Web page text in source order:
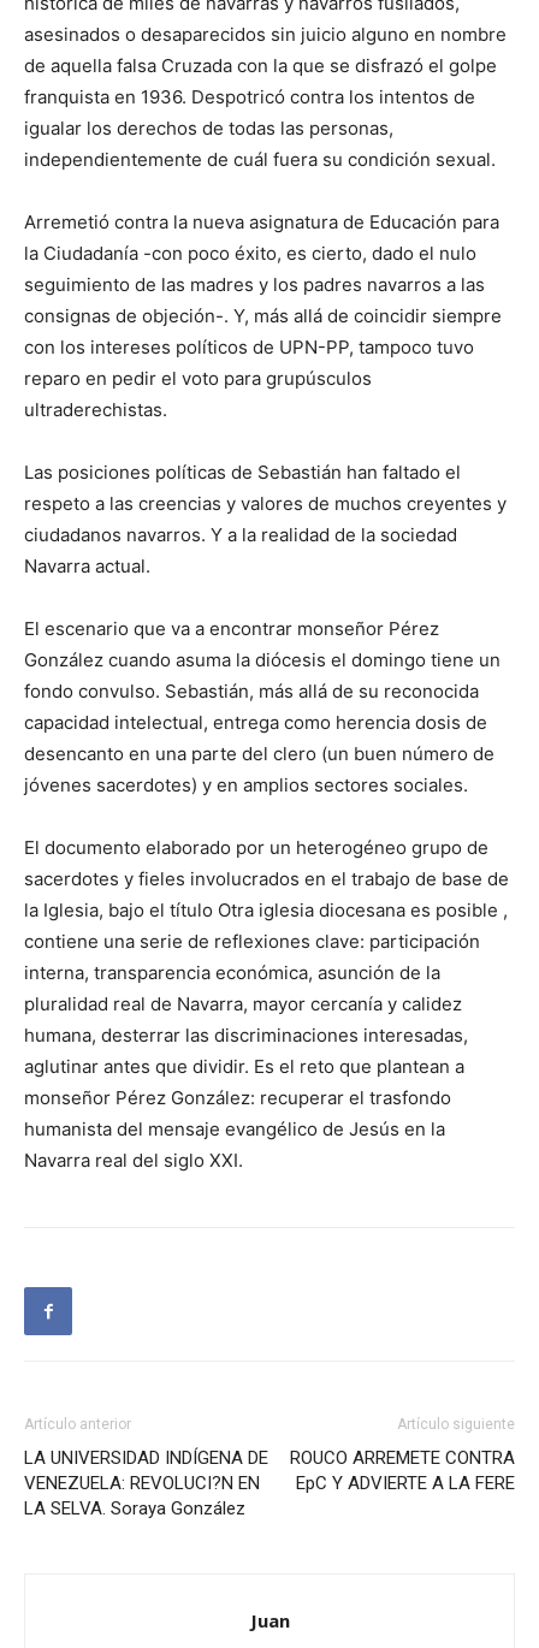
asesinados o desaparecidos sin juicio alguno en nombre
de aquella falsa Cruzada con la que se disfrazó el golpe
franquista en 1936. Despotricó contra los intentos de
igualar los derechos de todas las personas,
independientemente de cuál fuera su condición sexual.
Arremetió contra la nueva asignatura de Educación para
la Ciudadanía -con poco éxito, es cierto, dado el nulo
seguimiento de las madres y los padres navarros a las
consignas de objeción-. Y, más allá de coincidir siempre
con los intereses políticos de UPN-PP, tampoco tuvo
reparo en pedir el voto para grupúsculos
ultraderechistas.
Las posiciones políticas de Sebastián han faltado el
respeto a las creencias y valores de muchos creyentes y
ciudadanos navarros. Y a la realidad de la sociedad
Navarra actual.
El escenario que va a encontrar monseñor Pérez
González cuando asuma la diócesis el domingo tiene un
fondo convulso. Sebastián, más allá de su reconocida
capacidad intelectual, entrega como herencia dosis de
desencanto en una parte del clero (un buen número de
jóvenes sacerdotes) y en amplios sectores sociales.
El documento elaborado por un heterogéneo grupo de
sacerdotes y fieles involucrados en el trabajo de base de
la Iglesia, bajo el título Otra iglesia diocesana es posible ,
contiene una serie de reflexiones clave: participación
interna, transparencia económica, asunción de la
pluralidad real de Navarra, mayor cercanía y calidez
humana, desterrar las discriminaciones interesadas,
aglutinar antes que dividir. Es el reto que plantean a
monseñor Pérez González: recuperar el trasfondo
humanista del mensaje evangélico de Jesús en la
Navarra real del siglo XXI.
Artículo anterior
LA UNIVERSIDAD INDÍGENA DE
VENEZUELA: REVOLUCI?N EN
LA SELVA. Soraya González
Artículo siguiente
ROUCO ARREMETE CONTRA
EpC Y ADVIERTE A LA FERE
Juan